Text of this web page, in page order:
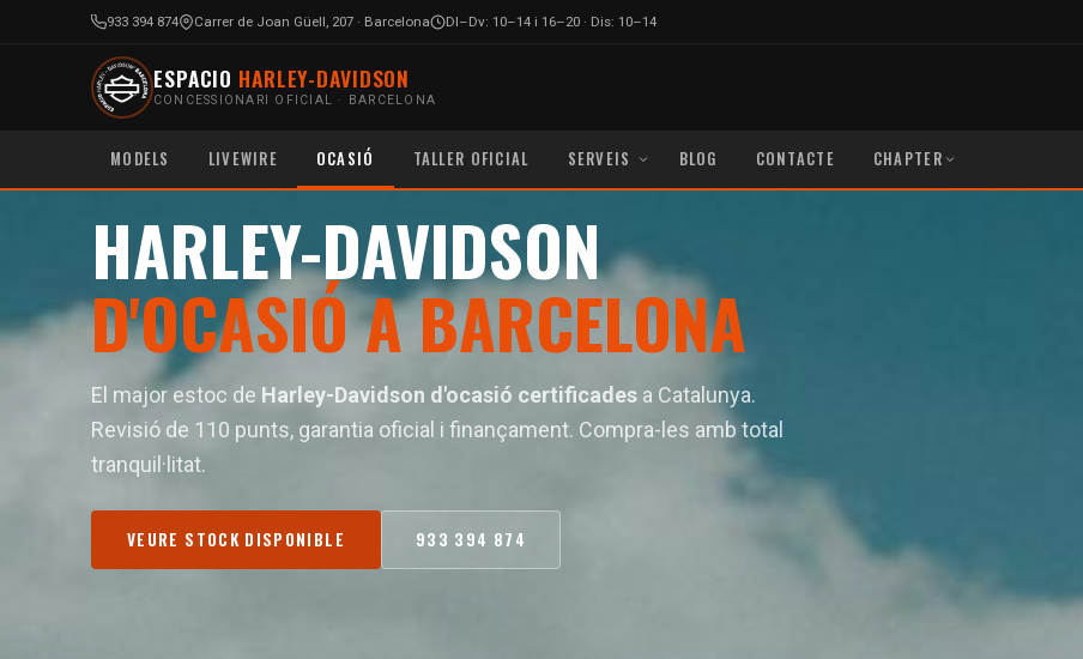
933 394 874 Carrer de Joan Güell, 207 · Barcelona Dl–Dv: 10–14 i 16–20 · Dis: 10–14
ESPACIO HARLEY-DAVIDSON
CONCESSIONARI OFICIAL · BARCELONA
MODELS LIVEWIRE OCASIÓ TALLER OFICIAL SERVEIS BLOG CONTACTE CHAPTER
CONCESSIONARI OFICIAL · STOCK CERTIFICAT
HARLEY-DAVIDSON
D'OCASIÓ A BARCELONA
El major estoc de Harley-Davidson d'ocasió certificades a Catalunya.
Revisió de 110 punts, garantia oficial i finançament. Compra-les amb total
tranquil·litat.
VEURE STOCK DISPONIBLE 933 394 874